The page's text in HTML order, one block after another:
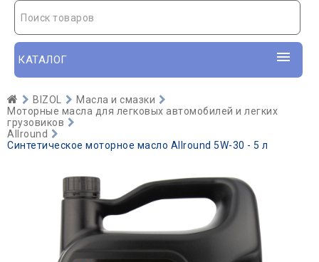
Поиск товаров
КАТАЛОГ
BIZOL
Масла и смазки
Моторные масла для легковых автомобилей и легких
грузовиков
Allround
Синтетическое моторное масло Allround 5W-30 - 5 л